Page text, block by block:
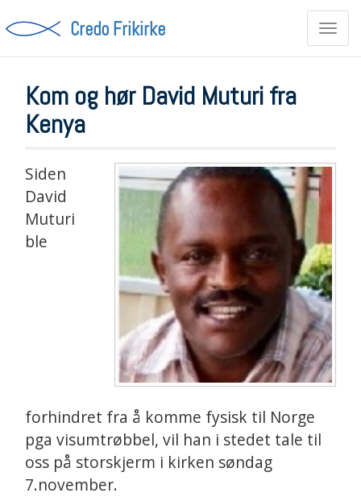
Credo Frikirke
Kom og hør David Muturi fra
Kenya
Siden
David
Muturi
ble
forhindret fra å komme fysisk til Norge
pga visumtrøbbel, vil han i stedet tale til
oss på storskjerm i kirken søndag
7.november.